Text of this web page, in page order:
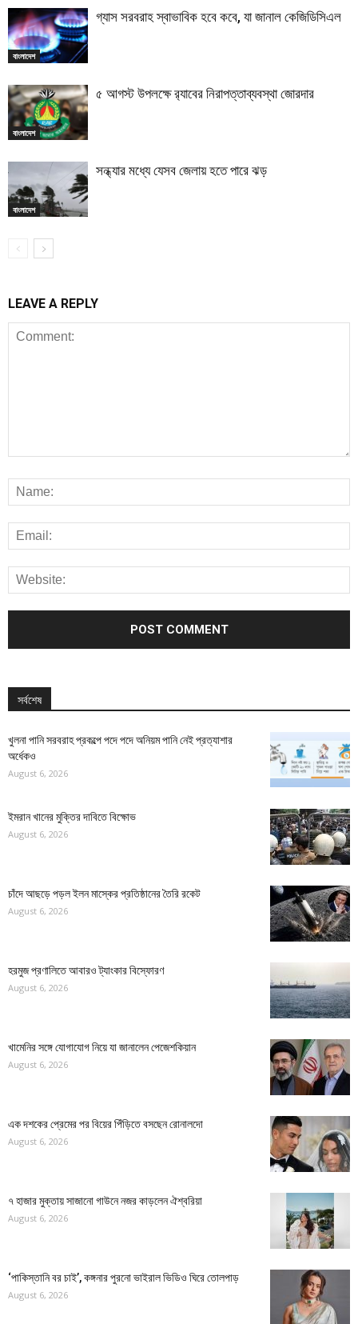
বাংলাদেশ
গ্যাস সরবরাহ স্বাভাবিক হবে কবে, যা জানাল কেজিডিসিএল
বাংলাদেশ
৫ আগস্ট উপলক্ষে র‌্যাবের নিরাপত্তাব্যবস্থা জোরদার
বাংলাদেশ
সন্ধ্যার মধ্যে যেসব জেলায় হতে পারে ঝড়
LEAVE A REPLY
সর্বশেষ
খুলনা পানি সরবরাহ প্রকল্পে পদে পদে অনিয়ম পানি নেই প্রত্যাশার
অর্ধেকও
August 6, 2026
ইমরান খানের মুক্তির দাবিতে বিক্ষোভ
August 6, 2026
চাঁদে আছড়ে পড়ল ইলন মাস্কের প্রতিষ্ঠানের তৈরি রকেট
August 6, 2026
হরমুজ প্রণালিতে আবারও ট্যাংকার বিস্ফোরণ
August 6, 2026
খামেনির সঙ্গে যোগাযোগ নিয়ে যা জানালেন পেজেশকিয়ান
August 6, 2026
এক দশকের প্রেমের পর বিয়ের পিঁড়িতে বসছেন রোনালদো
August 6, 2026
৭ হাজার মুক্তায় সাজানো গাউনে নজর কাড়লেন ঐশ্বরিয়া
August 6, 2026
‘পাকিস্তানি বর চাই’, কঙ্গনার পুরনো ভাইরাল ভিডিও ঘিরে তোলপাড়
August 6, 2026